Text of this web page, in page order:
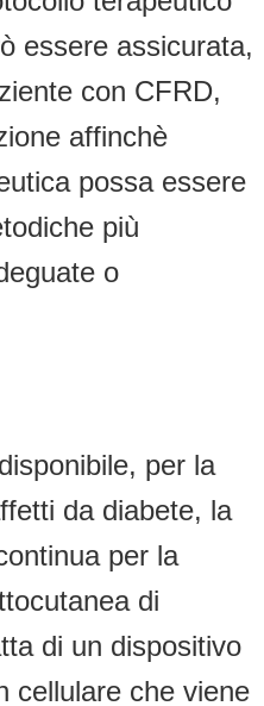
essere assicurata,
con CFRD,
affinchè
possa essere
più
o
per la
da diabete, la
per la
di
di un dispositivo
cellulare che viene